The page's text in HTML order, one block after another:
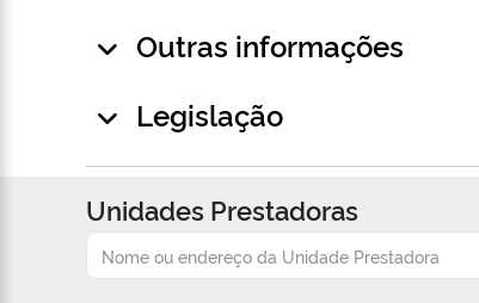
Outras informações
Legislação
Unidades Prestadoras